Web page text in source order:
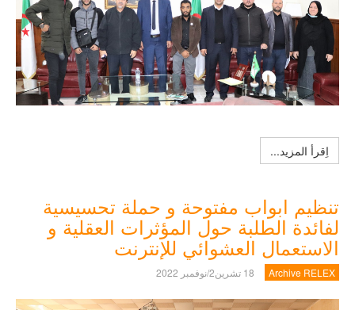
اِقرأ المزيد...
تنظيم ابواب مفتوحة و حملة تحسيسية
لفائدة الطلبة حول المؤثرات العقلية و
الاستعمال العشوائي للإنترنت
Archive RELEX 18 تشرين2/نوفمبر 2022